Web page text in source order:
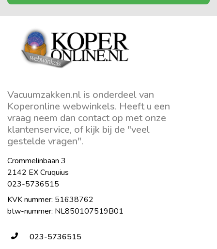
Vacuumzakken.nl is onderdeel van
Koperonline webwinkels. Heeft u een
vraag neem dan contact op met onze
klantenservice, of kijk bij de "veel
gestelde vragen".
Crommelinbaan 3
2142 EX Cruquius
023-5736515
KVK nummer: 51638762
btw-nummer: NL850107519B01
023-5736515